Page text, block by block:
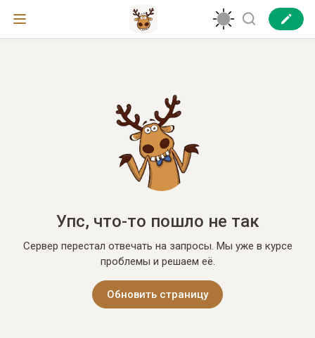
Упс, что-то пошло не так
Сервер перестал отвечать на запросы. Мы уже в курсе
проблемы и решаем её.
Обновить страницу